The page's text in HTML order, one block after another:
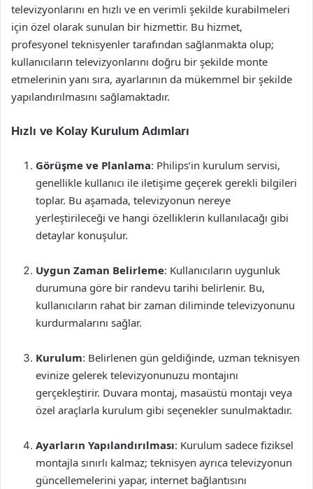
televizyonlarını en hızlı ve en verimli şekilde kurabilmeleri
için özel olarak sunulan bir hizmettir. Bu hizmet,
profesyonel teknisyenler tarafından sağlanmakta olup;
kullanıcıların televizyonlarını doğru bir şekilde monte
etmelerinin yanı sıra, ayarlarının da mükemmel bir şekilde
yapılandırılmasını sağlamaktadır.
Hızlı ve Kolay Kurulum Adımları
Görüşme ve Planlama: Philips’in kurulum servisi,
genellikle kullanıcı ile iletişime geçerek gerekli bilgileri
toplar. Bu aşamada, televizyonun nereye
yerleştirileceği ve hangi özelliklerin kullanılacağı gibi
detaylar konuşulur.
Uygun Zaman Belirleme: Kullanıcıların uygunluk
durumuna göre bir randevu tarihi belirlenir. Bu,
kullanıcıların rahat bir zaman diliminde televizyonunu
kurdurmalarını sağlar.
Kurulum: Belirlenen gün geldiğinde, uzman teknisyen
evinize gelerek televizyonunuzu montajını
gerçekleştirir. Duvara montaj, masaüstü montajı veya
özel araçlarla kurulum gibi seçenekler sunulmaktadır.
Ayarların Yapılandırılması: Kurulum sadece fiziksel
montajla sınırlı kalmaz; teknisyen ayrıca televizyonun
güncellemelerini yapar, internet bağlantısını